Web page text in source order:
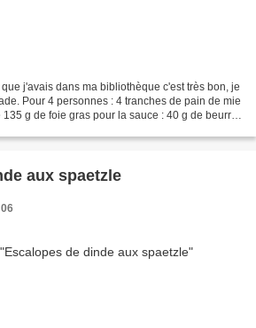
j'avais dans ma bibliothèque c'est très bon, je
Pour 4 personnes : 4 tranches de pain de mie
g de foie gras pour la sauce : 40 g de beurre
aux spaetzle